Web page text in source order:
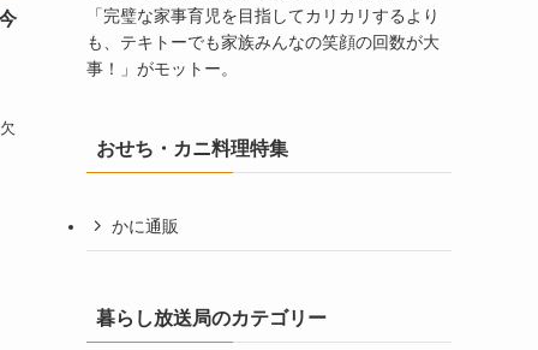
「完璧な家事育児を目指してカリカリするより
も、テキトーでも家族みんなの笑顔の回数が大
事！」がモットー。
おせち・カニ料理特集
かに通販
暮らし放送局のカテゴリー